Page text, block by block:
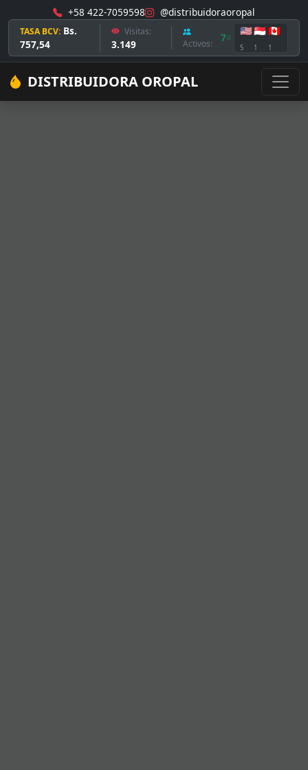
+58 422-7059598 @distribuidoraoropal
TASA BCV: Bs.
757,54
Visitas:
3.149 Activos: 7
🇺🇸
5
🇸🇬
1
🇨🇦
1
DISTRIBUIDORA OROPAL